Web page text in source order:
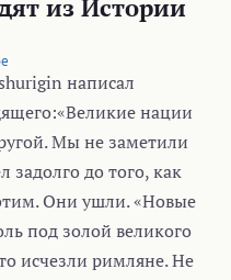
из Истории
написал
нации
Мы не заметили
задолго до того, как
Они ушли. «Новые
под золой великого
исчезли римляне. Не